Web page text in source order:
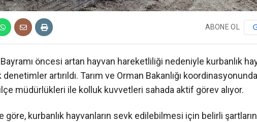
ABONE OL
öncesi artan hayvan hareketliliği nedeniyle kurbanlık
artırıldı. Tarım ve Orman Bakanlığı
müdürlükleri ile kolluk kuvvetleri sahada aktif görev alıyor.
göre, kurbanlık hayvanların sevk edilebilmesi için belirli